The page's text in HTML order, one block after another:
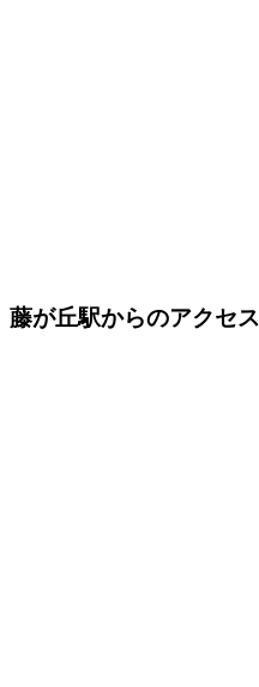
藤が丘駅からのアクセス